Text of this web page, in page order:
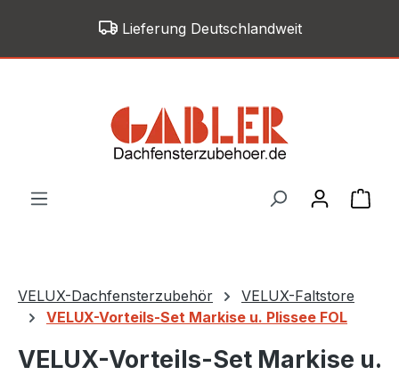
Zum Hauptinhalt springenLieferung Deutschlandweit
VELUX-Dachfensterzubehör
VELUX-Faltstore
VELUX-Vorteils-Set Markise u. Plissee FOL
VELUX-Vorteils-Set Markise u.